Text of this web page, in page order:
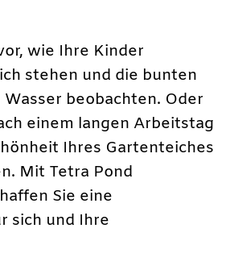
wie Ihre Kinder
stehen und die bunten
beobachten. Oder
einem langen Arbeitstag
Ihres Gartenteiches
Mit Tetra Pond
Sie eine
sich und Ihre